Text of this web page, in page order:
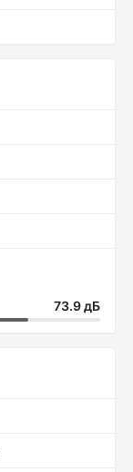
73.9 дБ